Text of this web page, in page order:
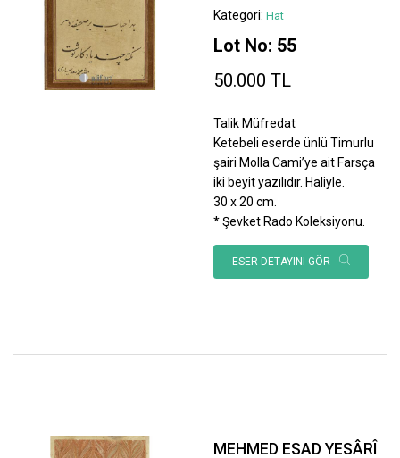
Kategori: Hat
Lot No: 55
50.000 TL
Talik Müfredat
Ketebeli eserde ünlü Timurlu
şairi Molla Cami’ye ait Farsça
iki beyit yazılıdır. Haliyle.
30 x 20 cm.
* Şevket Rado Koleksiyonu.
ESER DETAYINI GÖR
MEHMED ESAD YESÂRÎ